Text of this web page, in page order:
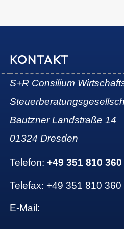
KONTAKT
S+R Consilium
Bautzner Landstraße 14
01324 Dresden
Telefon: +49 351 810 360
Telefax: +49 351 810 360
E-Mail: